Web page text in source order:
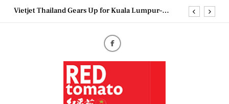
SkipBangkok Service Launch on9 October
Couture Fashion Week Malaysia 2026– Press
MBEW 2026 Unites Global Stakeholders to Shape
the Future of Business Events
Vietjet Thailand Gears Up for Kuala Lumpur–
Bangkok Service Launch on9 October